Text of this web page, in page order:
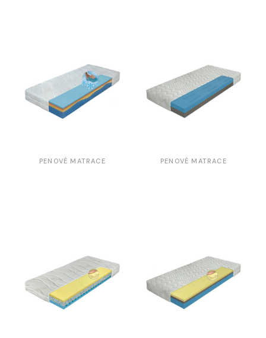
PENOVÉ MATRACE PENOVÉ MATRACE